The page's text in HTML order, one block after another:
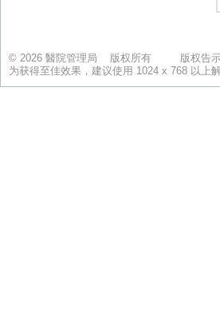
© 2026 醫院管理局 版权所有 版权告
为获得至佳效果，建议使用 1024 x 768 以上